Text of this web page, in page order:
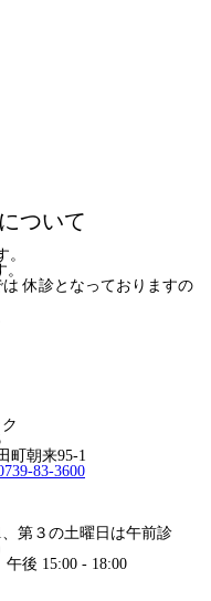
ついて
休診となっておりますの
町朝来95-1
83-3600
第３の土曜日は午前診
後 15:00 - 18:00